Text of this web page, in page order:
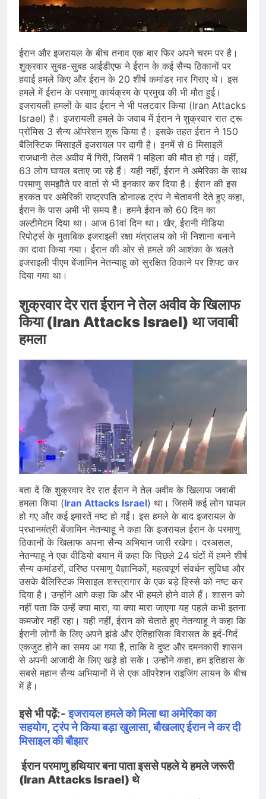
प्रदर्शन तेज़, PM आवास मार्च रोका गया,
सरकार से तीन बड़ी मांगें
August 5, 2026
सावन और आगामी त्योहारों को लेकर देशभर में
धार्मिक आयोजनों की धूम
August 4, 2026
राष्ट्रीय हथकरघा दिवस की तैयारियाँ तेज़,
देशभर में विशेष कार्यक्रमों के जरिए भारतीय
बुनकरों और पारंपरिक वस्त्रों को मिलेगा बढ़ावा
August 2, 2026
ईरान और इजरायल के बीच तनाव एक बार फिर अपने चरम पर है।
शुक्रवार सुबह-सुबह आईडीएफ ने ईरान के कई सैन्य ठिकानों पर
हवाई हमले किए और ईरान के 20 शीर्ष कमांडर मार गिराए थे। इस
हमले में ईरान के परमाणु कार्यक्रम के प्रमुख की भी मौत हुई।
इजरायली हमलों के बाद ईरान ने भी पलटवार किया (Iran Attacks
Israel) है। इजरायली हमले के जवाब में ईरान ने शुक्रवार रात ट्रू
प्रॉमिस 3 सैन्य ऑपरेशन शुरू किया है। इसके तहत ईरान ने 150
बैलिस्टिक मिसाइलें इजरायल पर दागी है। इनमें से 6 मिसाइलें
राजधानी तेल अवीव में गिरी, जिसमें 1 महिला की मौत हो गई। वहीं,
63 लोग घायल बताए जा रहे हैं। यही नहीं, ईरान ने अमेरिका के साथ
परमाणु समझौते पर वार्ता से भी इनकार कर दिया है। ईरान की इस
हरकत पर अमेरिकी राष्ट्रपति डोनाल्ड ट्रंप ने चेतावनी देते हुए कहा,
ईरान के पास अभी भी समय है। हमने ईरान को 60 दिन का
अल्टीमेटम दिया था। आज 61वां दिन था। खैर, ईरानी मीडिया
रिपोर्ट्स के मुताबिक इजराइली रक्षा मंत्रालय को भी निशाना बनाने
का दावा किया गया। ईरान की ओर से हमले की आशंका के चलते
इजराइली पीएम बेंजामिन नेतन्याहू को सुरक्षित ठिकाने पर शिफ्ट कर
दिया गया था।
शुक्रवार देर रात ईरान ने तेल अवीव के खिलाफ
किया (Iran Attacks Israel) था जवाबी
हमला
बता दें कि शुक्रवार देर रात ईरान ने तेल अवीव के खिलाफ जवाबी
हमला किया (Iran Attacks Israel) था। जिसमें कई लोग घायल
हो गए और कई इमारतें नष्ट हो गईं। इस हमले के बाद इजरायल के
प्रधानमंत्री बेंजामिन नेतन्याहू ने कहा कि इजरायल ईरान के परमाणु
ठिकानों के खिलाफ अपना सैन्य अभियान जारी रखेगा। दरअसल,
नेतन्याहू ने एक वीडियो बयान में कहा कि पिछले 24 घंटों में हमने शीर्ष
सैन्य कमांडरों, वरिष्ठ परमाणु वैज्ञानिकों, महत्वपूर्ण संवर्धन सुविधा और
उसके बैलिस्टिक मिसाइल शस्त्रागार के एक बड़े हिस्से को नष्ट कर
दिया है। उन्होंने आगे कहा कि और भी हमले होने वाले हैं। शासन को
नहीं पता कि उन्हें क्या मारा, या क्या मारा जाएगा यह पहले कभी इतना
कमजोर नहीं रहा। यही नहीं, ईरान को चेताते हुए नेतन्याहू ने कहा कि
ईरानी लोगों के लिए अपने झंडे और ऐतिहासिक विरासत के इर्द-गिर्द
एकजुट होने का समय आ गया है, ताकि वे दुष्ट और दमनकारी शासन
से अपनी आजादी के लिए खड़े हो सकें। उन्होंने कहा, हम इतिहास के
सबसे महान सैन्य अभियानों में से एक ऑपरेशन राइजिंग लायन के बीच
में हैं।
इसे भी पढ़ें:-इजरायल हमले को मिला था अमेरिका का
सहयोग, ट्रंप ने किया बड़ा खुलासा, बौखलाए ईरान ने कर दी
मिसाइल की बौझार
ईरान परमाणु हथियार बना पाता इससे पहले ये हमले जरूरी
(Iran Attacks Israel) थे